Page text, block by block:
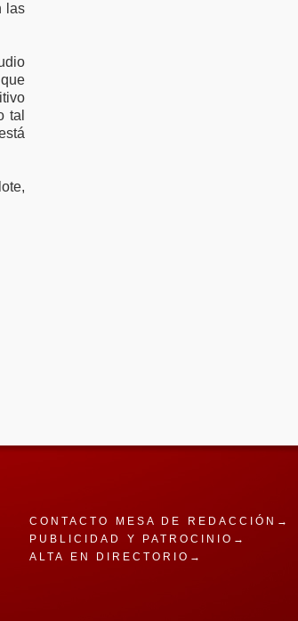
las
tal
CONTACTO MESA DE REDACCIÓN→
PUBLICIDAD Y PATROCINIO→
ALTA EN DIRECTORIO→